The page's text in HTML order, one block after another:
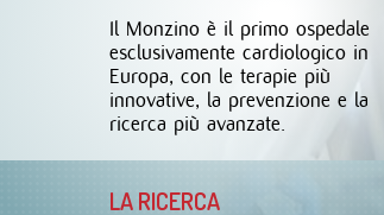
Il Monzino è il primo ospedale
esclusivamente cardiologico in
Europa, con le terapie più
innovative, la prevenzione e la
ricerca più avanzate.
LA RICERCA